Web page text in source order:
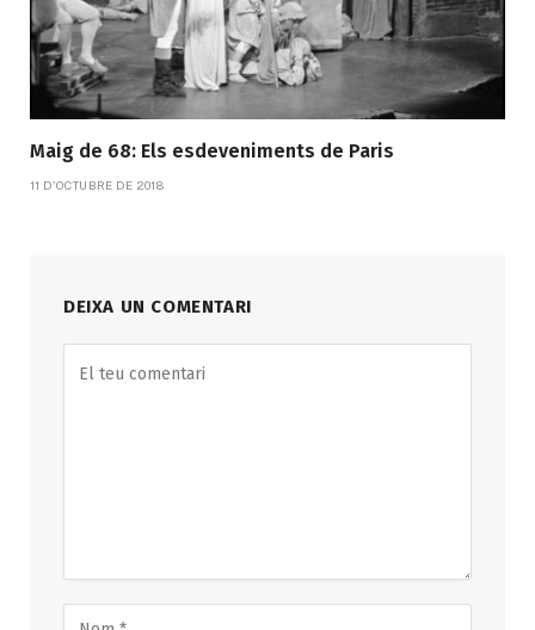
Maig de 68: Els esdeveniments de Paris
11 D'OCTUBRE DE 2018
DEIXA UN COMENTARI